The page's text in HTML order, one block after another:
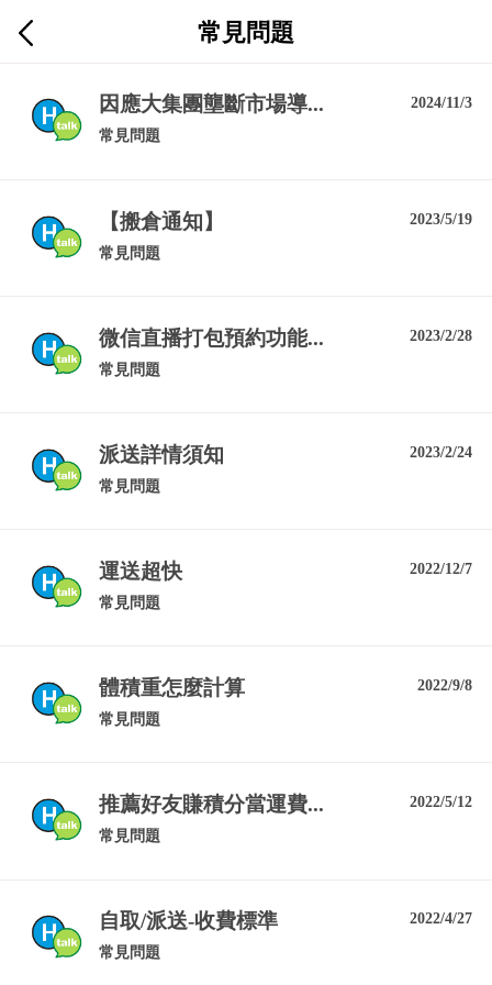
常見問題
因應大集團壟斷市場導...
常見問題
2024/11/3
【搬倉通知】
常見問題
2023/5/19
微信直播打包預約功能...
常見問題
2023/2/28
派送詳情須知
常見問題
2023/2/24
運送超快
常見問題
2022/12/7
體積重怎麼計算
常見問題
2022/9/8
推薦好友賺積分當運費...
常見問題
2022/5/12
自取/派送-收費標準
常見問題
2022/4/27